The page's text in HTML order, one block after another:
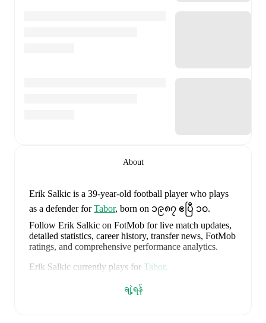
About
Erik Salkic is a 39-year-old football player who plays
as a defenderforTabor, born on ၁၉၈၇ ဧပြီ ၁၀.
Follow Erik Salkic on FotMob for live match updates,
detailed statistics, career history, transfer news, FotMob
ratings, and comprehensive performance analytics.
Erik Salkic currently plays for Tabor.
's career has also included time at
ချဲ့ရန်